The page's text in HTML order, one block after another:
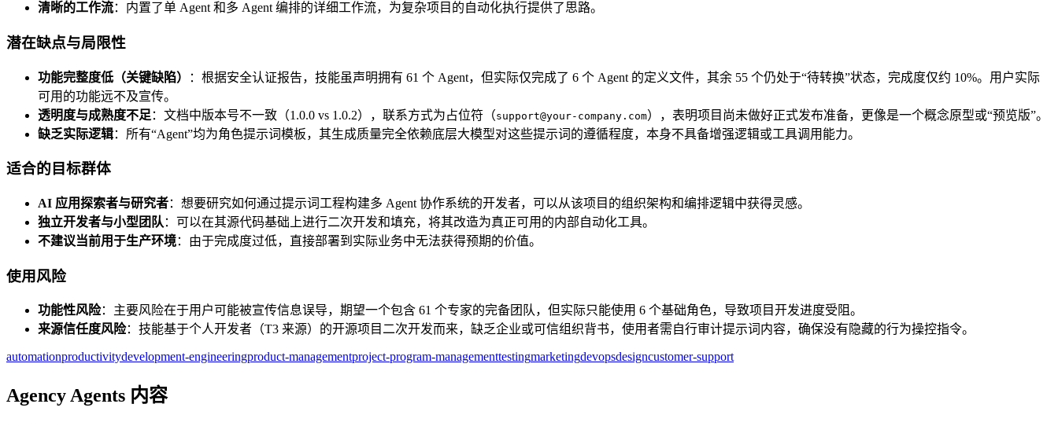
清晰的工作流：内置了单 Agent 和多 Agent 编排的详细工作流，为复杂项目的自动化执行提供了思路。
潜在缺点与局限性
功能完整度低（关键缺陷）
：根据安全认证报告，技能虽声明拥有 61 个 Agent，但实际仅完成了 6 个 Agent 的定义文件，其余 55 个仍处于“待转换”状态，完成度仅约 10%。用户实际
可用的功能远不及宣传。
透明度与成熟度不足 ：文档中版本号不一致（1.0.0 vs 1.0.2），联系方式为占位符（support@your-company.com），表明项目尚未做好正式发布准备，更像是一个概念原型或“预览版”。
缺乏实际逻辑：所有“Agent”均为角色提示词模板，其生成质量完全依赖底层大模型对这些提示词的遵循程度，本身不具备增强逻辑或工具调用能力。
适合的目标群体
AI 应用探索者与研究者：想要研究如何通过提示词工程构建多 Agent 协作系统的开发者，可以从该项目的组织架构和编排逻辑中获得灵感。
独立开发者与小型团队 ：可以在其源代码基础上进行二次开发和填充，将其改造为真正可用的内部自动化工具。
不建议当前用于生产环境：由于完成度过低，直接部署到实际业务中无法获得预期的价值。
使用风险
功能性风险：主要风险在于用户可能被宣传信息误导，期望一个包含 61 个专家的完备团队，但实际只能使用 6 个基础角色，导致项目开发进度受阻。
来源信任度风险：技能基于个人开发者（T3 来源）的开源项目二次开发而来，缺乏企业或可信组织背书，使用者需自行审计提示词内容，确保没有隐藏的行为操控指令。
automationproductivitydevelopment-engineeringproduct-managementproject-program-managementtestingmarketingdevopsdesigncustomer-support
Agency Agents 内容